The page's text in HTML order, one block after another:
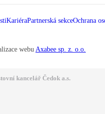
KariéraPartnerská sekceOchrana
webu Axabee sp. z. o.o.
kancelář Čedok a.s.